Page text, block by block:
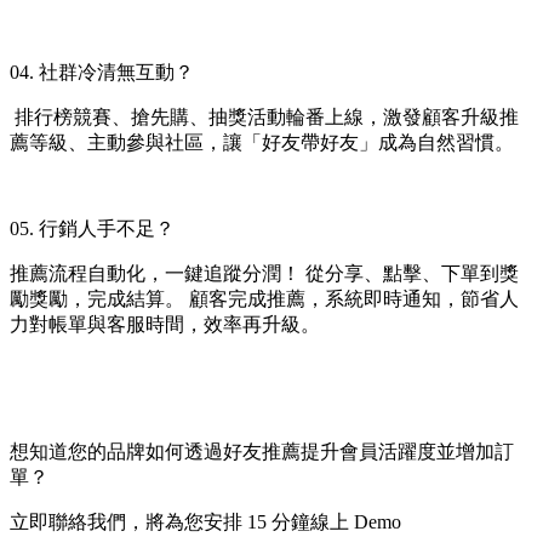
04. 社群冷清無互動？
排行榜競賽、搶先購、抽獎活動輪番上線，激發顧客升級推
薦等級、主動參與社區，讓「好友帶好友」成為自然習慣。
05. 行銷人手不足？
推薦流程自動化，一鍵追蹤分潤！ 從分享、點擊、下單到獎
勵獎勵，完成結算。 顧客完成推薦，系統即時通知，節省人
力對帳單與客服時間，效率再升級。
想知道您的品牌如何透過好友推薦提升會員活躍度並增加訂
單？
立即聯絡我們，將為您安排 15 分鐘線上 Demo